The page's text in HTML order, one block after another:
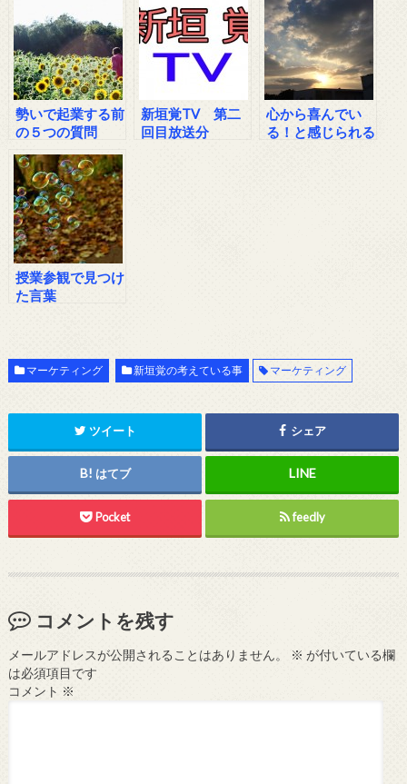
勢いで起業する前
の５つの質問
新垣覚TV 第二
回目放送分
心から喜んでい
る！と感じられる
授業参観で見つけ
た言葉
マーケティング 新垣覚の考えている事 マーケティング
ツイート シェア
はてブ
Pocket feedly
コメントを残す
メールアドレスが公開されることはありません。 ※ が付いている欄
は必須項目です
コメント ※